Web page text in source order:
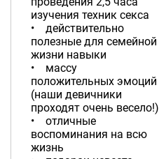
изучения техник секса
• действительно
полезные для семейной
жизни навыки
• массу
положительных эмоций
(наши девичники
проходят очень весело!)
• отличные
воспоминания на всю
жизнь